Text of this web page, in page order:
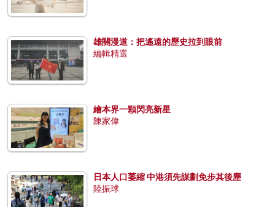
雄關漫道：把遙遠的歷史拉到眼前
編輯精選
繪本界一顆閃亮新星
陳家偉
日本人口萎縮 中港須先謀劃免步其後塵
陸振球